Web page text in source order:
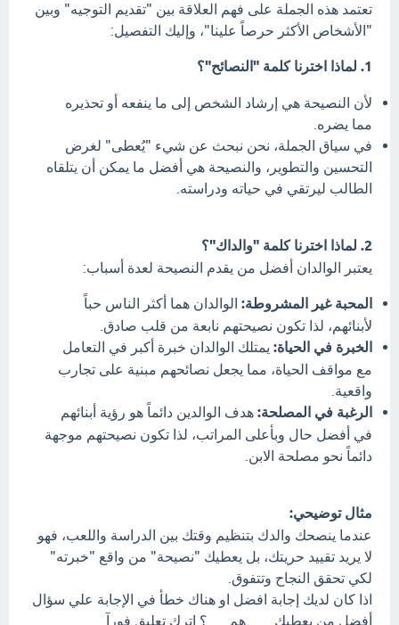
تعتمد هذه الجملة على فهم العلاقة بين "تقديم التوجيه" وبين
"الأشخاص الأكثر حرصاً علينا"، وإليك التفصيل:
1. لماذا اخترنا كلمة "النصائح"؟
لأن النصيحة هي إرشاد الشخص إلى ما ينفعه أو تحذيره
مما يضره.
في سياق الجملة، نحن نبحث عن شيء "يُعطى" لغرض
التحسين والتطوير، والنصيحة هي أفضل ما يمكن أن يتلقاه
الطالب ليرتقي في حياته ودراسته.
2. لماذا اخترنا كلمة "والداك"؟
يعتبر الوالدان أفضل من يقدم النصيحة لعدة أسباب:
المحبة غير المشروطة: الوالدان هما أكثر الناس حباً
لأبنائهم، لذا تكون نصيحتهم نابعة من قلب صادق.
الخبرة في الحياة: يمتلك الوالدان خبرة أكبر في التعامل
مع مواقف الحياة، مما يجعل نصائحهم مبنية على تجارب
واقعية.
الرغبة في المصلحة: هدف الوالدين دائماً هو رؤية أبنائهم
في أفضل حال وبأعلى المراتب، لذا تكون نصيحتهم موجهة
دائماً نحو مصلحة الابن.
مثال توضيحي:
عندما ينصحك والدك بتنظيم وقتك بين الدراسة واللعب، فهو
لا يريد تقييد حريتك، بل يعطيك "نصيحة" من واقع "خبرته"
لكي تحقق النجاح وتتفوق.
اذا كان لديك إجابة افضل او هناك خطأ في الإجابة علي سؤال
أفضل من يعطيك ...... هم..... ؟ اترك تعليق فورآ.